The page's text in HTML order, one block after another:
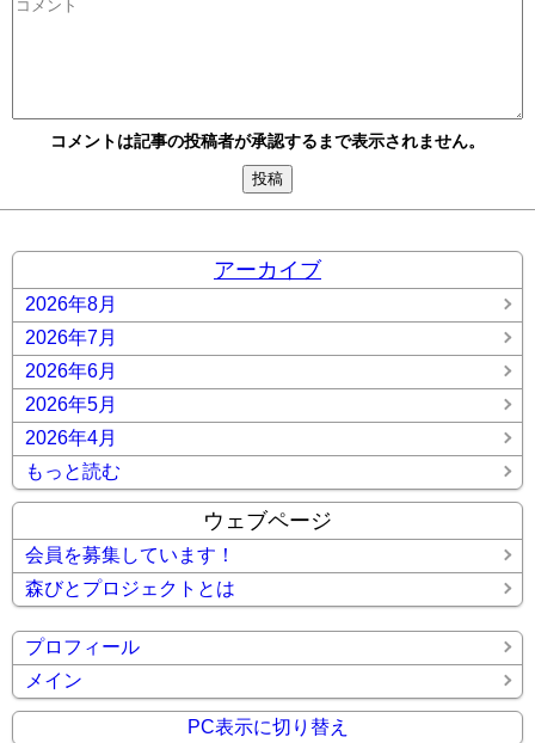
コメントは記事の投稿者が承認するまで表示されません。
アーカイブ
2026年8月
2026年7月
2026年6月
2026年5月
2026年4月
もっと読む
ウェブページ
会員を募集しています！
森びとプロジェクトとは
プロフィール
メイン
PC表示に切り替え